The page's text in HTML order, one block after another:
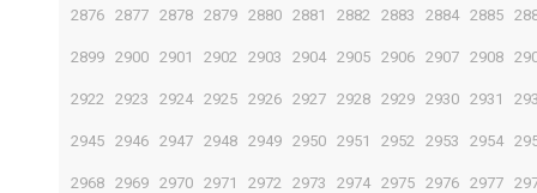
2876 2877 2878 2879 2880 2881 2882 2883 2884 2885
2899 2900 2901 2902 2903 2904 2905 2906 2907 2908
2922 2923 2924 2925 2926 2927 2928 2929 2930 2931
2945 2946 2947 2948 2949 2950 2951 2952 2953 2954
2968 2969 2970 2971 2972 2973 2974 2975 2976 2977